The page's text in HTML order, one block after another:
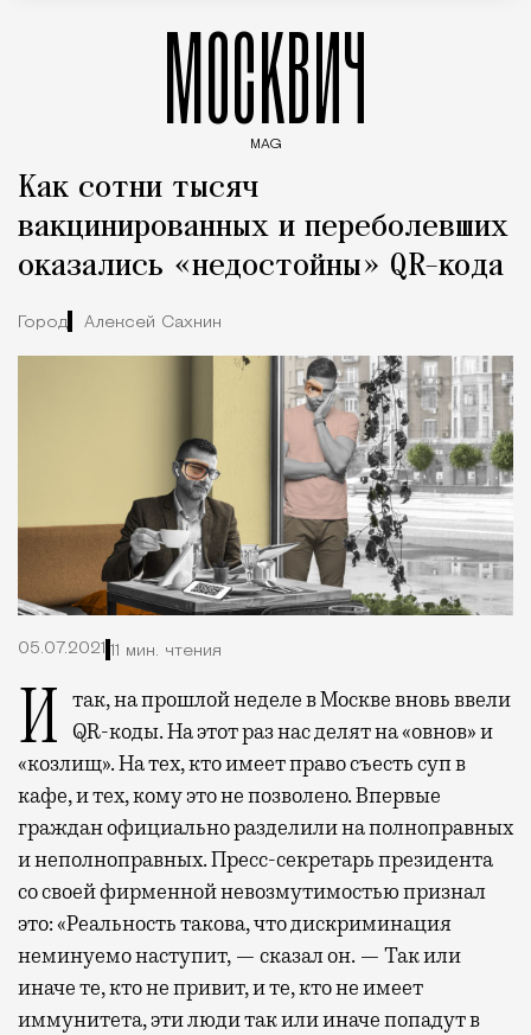
МОСКВИЧ
MAG
Как сотни тысяч
вакцинированных и переболевших
оказались «недостойны» QR-кода
Город Алексей Сахнин
05.07.2021 11 мин. чтения
Итак, на прошлой неделе в Москве вновь ввели
QR-коды. На этот раз нас делят на «овнов» и
«козлищ». На тех, кто имеет право съесть суп в
кафе, и тех, кому это не позволено. Впервые
граждан официально разделили на полноправных
и неполноправных. Пресс-секретарь президента
со своей фирменной невозмутимостью признал
это: «Реальность такова, что дискриминация
неминуемо наступит, — сказал он. — Так или
иначе те, кто не привит, и те, кто не имеет
иммунитета, эти люди так или иначе попадут в